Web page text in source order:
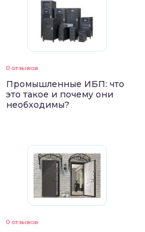
0 отзывов
Промышленные ИБП: что
это такое и почему они
необходимы?
0 отзывов